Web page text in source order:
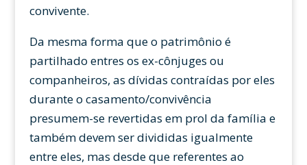
convivente.
Da mesma forma que o patrimônio é
partilhado entres os ex-cônjuges ou
companheiros, as dívidas contraídas por eles
durante o casamento/convivência
presumem-se revertidas em prol da família e
também devem ser divididas igualmente
entre eles, mas desde que referentes ao